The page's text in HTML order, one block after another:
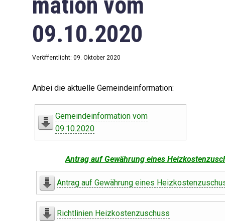
09.10.2020
Veröffentlicht: 09. Oktober 2020
Anbei die aktuelle Gemeindeinformation:
Gemeindeinformation vom
09.10.2020
Antrag auf Gewährung eines
Antrag auf Gewährung eines
Richtlinien Heizkostenzuschuss